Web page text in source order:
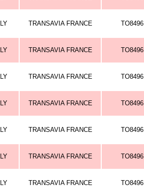
TRANSAVIA FRANCE TO8496
TRANSAVIA FRANCE TO8496
TRANSAVIA FRANCE TO8496
TRANSAVIA FRANCE TO8496
TRANSAVIA FRANCE TO8496
TRANSAVIA FRANCE TO8496
TRANSAVIA FRANCE TO8496